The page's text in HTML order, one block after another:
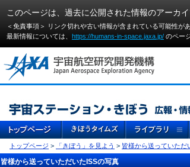
このページは、過去に公開された情報のアーカイ
＜免責事項＞ リンク切れや古い情報が含まれている可能性が
最新情報については、 https://humans-in-space.jaxa.jp/ のペー
トップページ > 「きぼう」を見よう > 皆様から送っていただ
皆様から送っていただいたISSの写真